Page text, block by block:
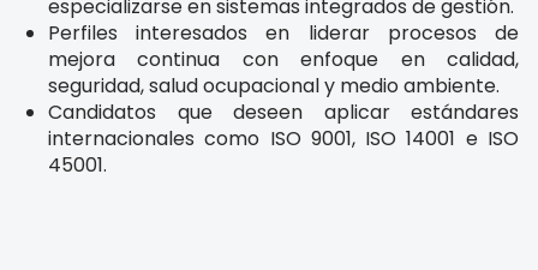
especializarse en sistemas integrados de gestión.
Perfiles interesados en liderar procesos de
mejora continua con enfoque en calidad,
seguridad, salud ocupacional y medio ambiente.
Candidatos que deseen aplicar estándares
internacionales como ISO 9001, ISO 14001 e ISO
45001.